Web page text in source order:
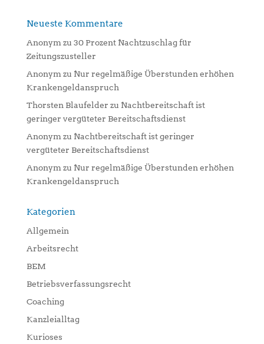
Neueste Kommentare
Anonymzu 30 Prozent Nachtzuschlag für
Zeitungszusteller
Anonymzu Nur regelmäßige Überstunden erhöhen
Krankengeldanspruch
Thorsten Blaufelder zu Nachtbereitschaft ist
geringer vergüteter Bereitschaftsdienst
Anonymzu Nachtbereitschaft ist geringer
vergüteter Bereitschaftsdienst
Anonymzu Nur regelmäßige Überstunden erhöhen
Krankengeldanspruch
Kategorien
Allgemein
Arbeitsrecht
BEM
Betriebsverfassungsrecht
Coaching
Kanzleialltag
Kurioses